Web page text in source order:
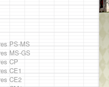
PS-MS
MS-GS
CP
CE1
CE2